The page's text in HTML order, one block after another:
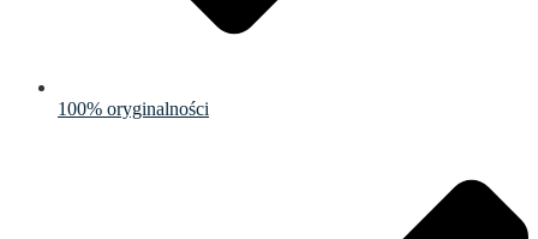
100% oryginalności